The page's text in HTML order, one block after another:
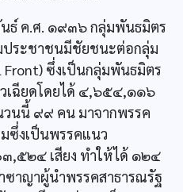
ธ์ ค.ศ. ๑๙๓๖ กลุ่มพันธมิตร
ประชาชนมีชัยชนะต่อกลุ่ม
ซึ่งเป็นกลุ่มพันธมิตร
วเฉียดโดยได้ ๔,๖๕๔,๑๑๖
วนนี้ ๙๙ คน มาจากพรรค
ซึ่งเป็นพรรคแนว
,๕๒๔ เสียง ทำให้ได้ ๑๒๔
ซาญาผู้นำพรรคสาธารณรัฐ